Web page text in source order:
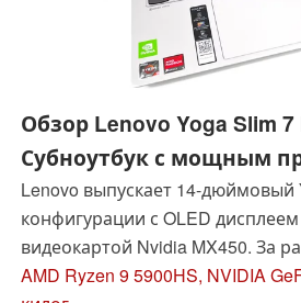
Обзор Lenovo Yoga Slim 7
Субноутбук с мощным
Lenovo выпускает 14-дюймовый
конфигурации с OLED
видеокартой Nvidia MX450. За
отвечает мощнейший
AMD Ryzen 9 5900HS, NVIDIA